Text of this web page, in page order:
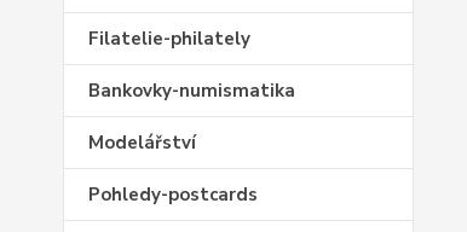
Filatelie-philately
Bankovky-numismatika
Modelářství
Pohledy-postcards